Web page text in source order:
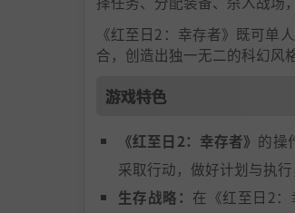
《红至日2：幸存者》既可单
合，创造出独一无二的科幻风
游戏特色
《红至日2：幸存者》 的操
采取行动，做好计划与执
生存战略： 在《红至日2